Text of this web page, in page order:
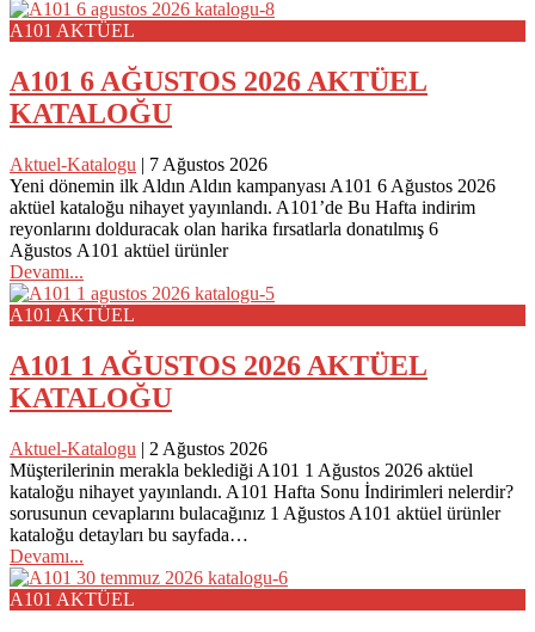
A101 AKTÜEL
A101 6 AĞUSTOS 2026 AKTÜEL
KATALOĞU
Aktuel-Katalogu | 7 Ağustos 2026
Yeni dönemin ilk Aldın Aldın kampanyası A101 6 Ağustos 2026
aktüel kataloğu nihayet yayınlandı. A101’de Bu Hafta indirim
reyonlarını dolduracak olan harika fırsatlarla donatılmış 6
Ağustos A101 aktüel ürünler
Devamı...
A101 AKTÜEL
A101 1 AĞUSTOS 2026 AKTÜEL
KATALOĞU
Aktuel-Katalogu | 2 Ağustos 2026
Müşterilerinin merakla beklediği A101 1 Ağustos 2026 aktüel
kataloğu nihayet yayınlandı. A101 Hafta Sonu İndirimleri nelerdir?
sorusunun cevaplarını bulacağınız 1 Ağustos A101 aktüel ürünler
kataloğu detayları bu sayfada…
Devamı...
A101 AKTÜEL